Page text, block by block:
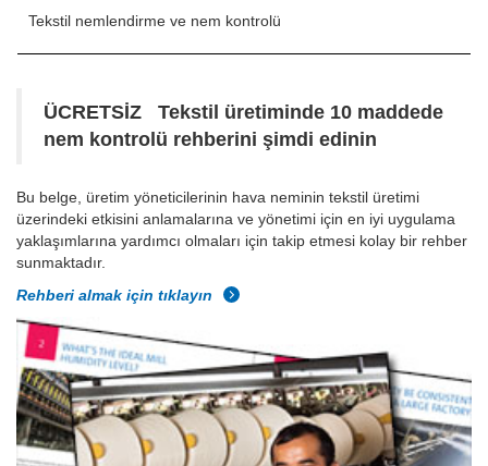
Tekstil nemlendirme ve nem kontrolü
ÜCRETSİZ Tekstil üretiminde 10 maddede
nem kontrolü rehberini şimdi edinin
Bu belge, üretim yöneticilerinin hava neminin tekstil üretimi
üzerindeki etkisini anlamalarına ve yönetimi için en iyi uygulama
yaklaşımlarına yardımcı olmaları için takip etmesi kolay bir rehber
sunmaktadır.
Rehberi almak için tıklayın